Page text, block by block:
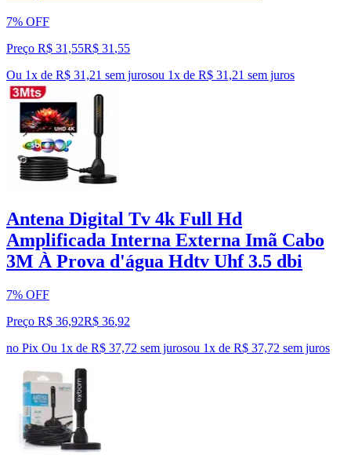
7% OFF
Preço R$ 31,55R$ 31 ,55
Ou 1x de R$ 31,21 sem jurosou 1x de R$ 31,21 sem juros
Antena Digital Tv 4k Full Hd
Amplificada Interna Externa Imã Cabo
3M À Prova d'água Hdtv Uhf 3.5 dbi
7% OFF
Preço R$ 36,92R$ 36,92
no Pix Ou 1x de R$ 37,72 sem jurosou 1x de R$ 37,72 sem juros